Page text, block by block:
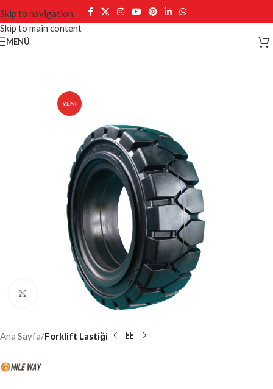
Skip to navigation
Skip to main content
MENÜ
YENI
Click to enlarge
Ana Sayfa Forklift Lastiği